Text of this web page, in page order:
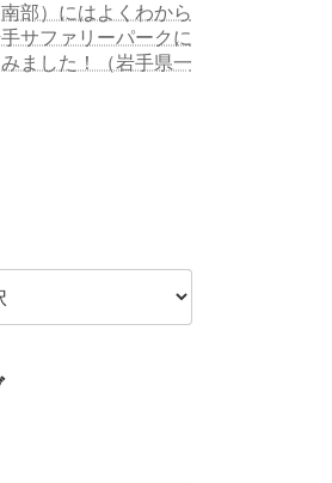
部）にはよくわから
サファリーパークに
ました！（岩手県一